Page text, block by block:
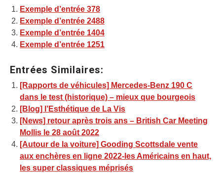
Exemple d’entrée 378
Exemple d’entrée 2488
Exemple d’entrée 1404
Exemple d’entrée 1251
Entrées Similaires:
[Rapports de véhicules] Mercedes-Benz 190 C
dans le test (historique) – mieux que bourgeois
[Blog] l’Esthétique de La Vis
[News] retour après trois ans – British Car Meeting
Mollis le 28 août 2022
[Autour de la voiture] Gooding Scottsdale vente
aux enchères en ligne 2022-les Américains en haut,
les super classiques méprisés